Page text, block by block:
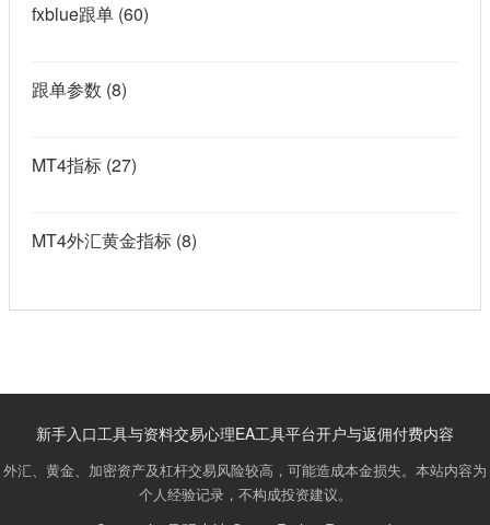
fxblue跟单 (60)
跟单参数 (8)
MT4指标 (27)
MT4外汇黄金指标 (8)
新手入口工具与资料交易心理EA工具平台开户与返佣付费内容
外汇、黄金、加密资产及杠杆交易风险较高，可能造成本金损失。本站内容为
个人经验记录，不构成投资建议。